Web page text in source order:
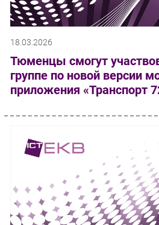
18.03.2026
Тюменцы смогут
группе по новой версии
приложения «Транспорт